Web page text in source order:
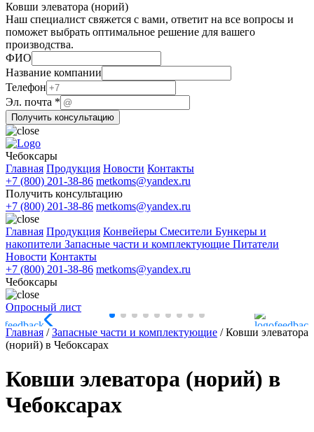
Ковши элеватора (норий)
Наш специалист свяжется с вами, ответит на все вопросы и
поможет выбрать оптимальное решение для вашего
производства.
ФИО
Эл.
ФИО
Телефон
Название компании
Телефон
Эл. почта *
Получить консультацию
Чебоксары
Главная Продукция Новости Контакты
+7 (800) 201-38-86 metkoms@yandex.ru
Получить консультацию
+7 (800) 201-38-86 metkoms@yandex.ru
Главная Продукция Конвейеры Смесители Бункеры и
накопители Запасные части и комплектующие Питатели
Новости Контакты
+7 (800) 201-38-86 metkoms@yandex.ru
Чебоксары
Опросный лист
Главная /Запасные части и комплектующие /Ковши элеватора
(норий) в Чебоксарах
Ковши элеватора (норий) в
Чебоксарах